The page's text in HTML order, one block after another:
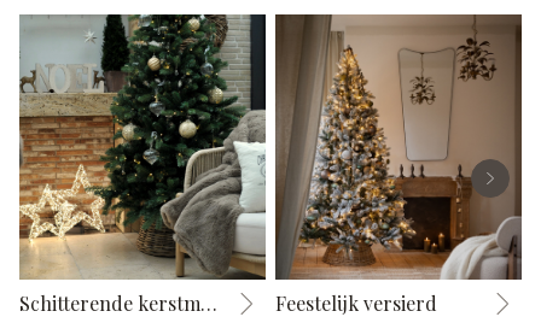
Schitterende kerstmomenten Feestelijk versierd